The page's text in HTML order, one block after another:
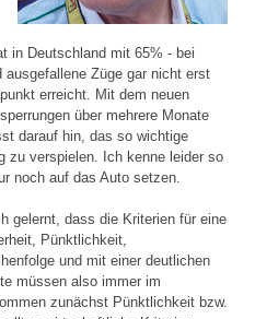
in Deutschland mit 65% - bei
ausgefallene Züge gar nicht erst
erreicht. Mit dem neuen
über mehrere Monate
darauf hin, das so wichtige
zu verspielen. Ich kenne leider so
noch auf das Auto setzen.
gelernt, dass die Kriterien für eine
Pünktlichkeit,
und mit einer deutlichen
müssen also immer im
zunächst Pünktlichkeit bzw.